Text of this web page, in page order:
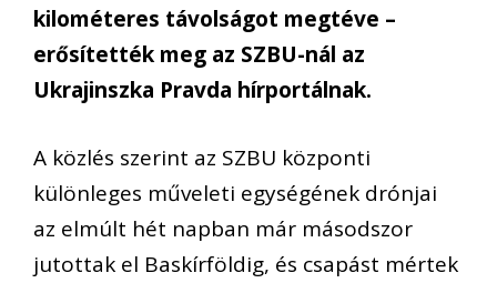
kilométeres távolságot megtéve –
erősítették meg az SZBU-nál az
Ukrajinszka Pravda hírportálnak.
A közlés szerint az SZBU központi
különleges műveleti egységének drónjai
az elmúlt hét napban már másodszor
jutottak el Baskírföldig, és csapást mértek